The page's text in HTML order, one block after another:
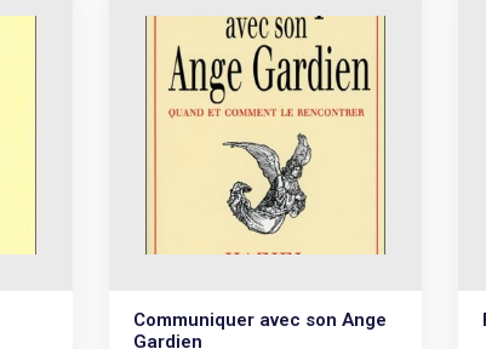
Communiquer avec son Ange
Gardien